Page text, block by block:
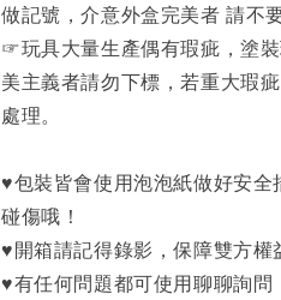
做記號，介意外盒完美者 請不要
☞玩具大量生產偶有瑕疵，塗
美主義者請勿下標，若重大瑕
處理。
♥包裝皆會使用泡泡紙做好安
碰傷哦！
♥開箱請記得錄影，保障雙方權
♥有任何問題都可使用聊聊詢問